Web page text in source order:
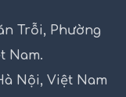
Trỗi, Phường
Nam.
Nội, Việt Nam